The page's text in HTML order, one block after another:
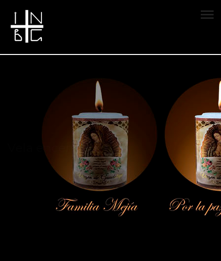
Vela encendida